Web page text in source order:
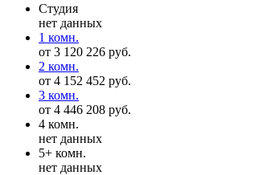
Студия
нет данных
1 комн.
от 3 120 226 руб.
2 комн.
от 4 152 452 руб.
3 комн.
от 4 446 208 руб.
4 комн.
нет данных
5+ комн.
нет данных